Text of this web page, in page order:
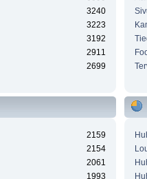
3240
3223
3192
2911
2699
2159
2154
2061
1993